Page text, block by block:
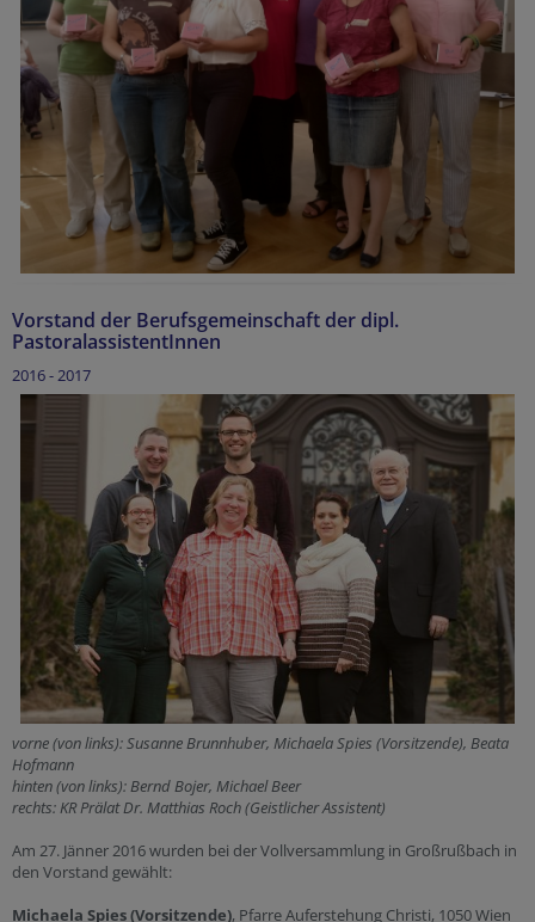
Vorstand der Berufsgemeinschaft der dipl.
PastoralassistentInnen
2016 - 2017
vorne (von links): Susanne Brunnhuber, Michaela Spies (Vorsitzende), Beata
Hofmann
hinten (von links): Bernd Bojer, Michael Beer
rechts: KR Prälat Dr. Matthias Roch (Geistlicher Assistent)
Am 27. Jänner 2016 wurden bei der Vollversammlung in Großrußbach in
den Vorstand gewählt:
Michaela Spies (Vorsitzende), Pfarre Auferstehung Christi, 1050 Wien